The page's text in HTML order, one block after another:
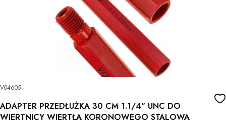
V04605
ADAPTER PRZEDŁUŻKA 30 CM 1.1/4" UNC DO
WIERTNICY WIERTŁA KORONOWEGO STALOWA